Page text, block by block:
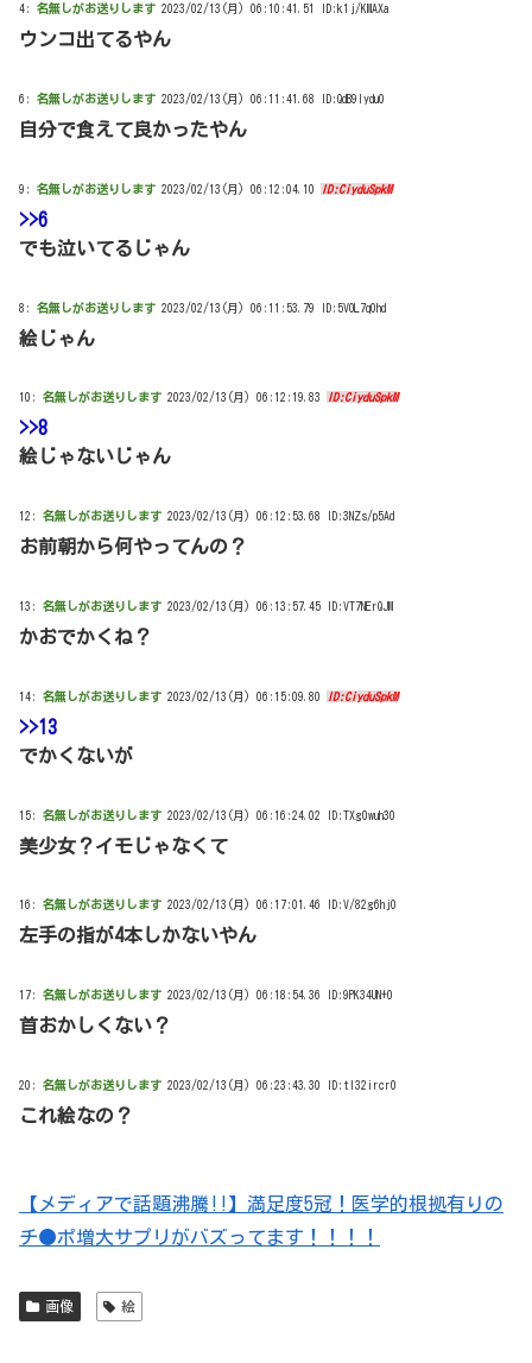
4: 名無しがお送りします 2023/02/13(月) 06:10:41.51 ID:k1j/KMAXa
ウンコ出てるやん
6: 名無しがお送りします 2023/02/13(月) 06:11:41.68 ID:QdB9lydu0
自分で食えて良かったやん
9: 名無しがお送りします 2023/02/13(月) 06:12:04.10 ID:CiyduSpkM
>>6
でも泣いてるじゃん
8: 名無しがお送りします 2023/02/13(月) 06:11:53.79 ID:5VOL7q0hd
絵じゃん
10: 名無しがお送りします 2023/02/13(月) 06:12:19.83 ID:CiyduSpkM
>>8
絵じゃないじゃん
12: 名無しがお送りします 2023/02/13(月) 06:12:53.68 ID:3NZs/p5Ad
お前朝から何やってんの？
13: 名無しがお送りします 2023/02/13(月) 06:13:57.45 ID:VT7NErQJM
かおでかくね？
14: 名無しがお送りします 2023/02/13(月) 06:15:09.80 ID:CiyduSpkM
>>13
でかくないが
15: 名無しがお送りします 2023/02/13(月) 06:16:24.02 ID:TXg0wuh30
美少女？イモじゃなくて
16: 名無しがお送りします 2023/02/13(月) 06:17:01.46 ID:V/82g6hj0
左手の指が4本しかないやん
17: 名無しがお送りします 2023/02/13(月) 06:18:54.36 ID:9PK34UN+0
首おかしくない？
20: 名無しがお送りします 2023/02/13(月) 06:23:43.30 ID:tl32ircr0
これ絵なの？
【メディアで話題沸騰!!】満足度5冠！医学的根拠有りの
チ●ポ増大サプリがバズってます！！！！
画像 絵